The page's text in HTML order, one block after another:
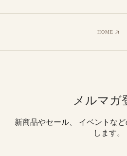
HOME
メルマガ
新商品やセール、 イベントな
します。